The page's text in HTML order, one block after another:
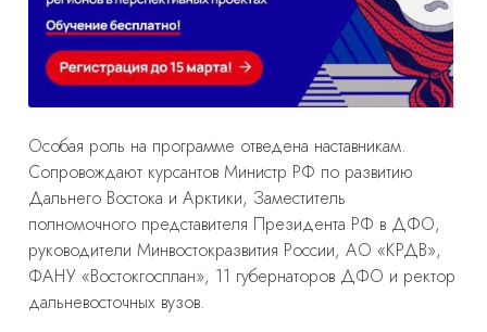
Особая роль на программе отведена наставникам.
Сопровождают курсантов Министр РФ по развитию
Дальнего Востока и Арктики, Заместитель
полномочного представителя Президента РФ в ДФО,
руководители Минвостокразвития России, АО «КРДВ»,
ФАНУ «Востокгосплан», 11 губернаторов ДФО и ректор
дальневосточных вузов.